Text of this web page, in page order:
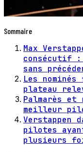
Sommaire
Max
consécutif :
sans
Les
plateau
Palmarès et
meilleur
pilotes
plusieurs